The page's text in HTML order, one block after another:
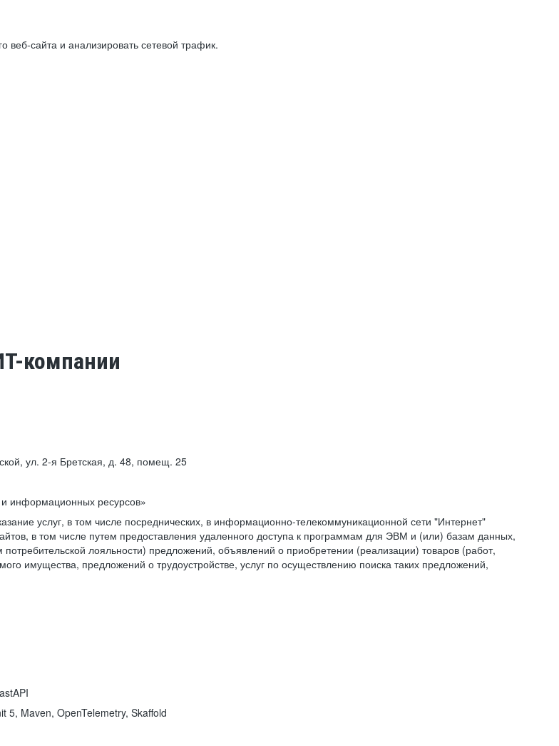
сайта и анализировать сетевой трафик.
компании
ул. 2-я Бретская, д. 48, помещ. 25
информационных ресурсов»
услуг, в том числе посреднических, в информационно-телекоммуникационной сети "Интернет"
в том числе путем предоставления удаленного доступа к программам для ЭВМ и (или) базам данных,
лояльности) предложений, объявлений о приобретении (реализации) товаров (работ,
имущества, предложений о трудоустройстве, услуг по осуществлению поиска таких предложений,
Maven, OpenTelemetry, Skaffold